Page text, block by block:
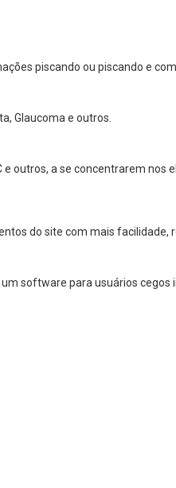
piscando ou piscando e
Glaucoma e outros.
outros, a se concentrarem nos
do site com mais
software para usuários